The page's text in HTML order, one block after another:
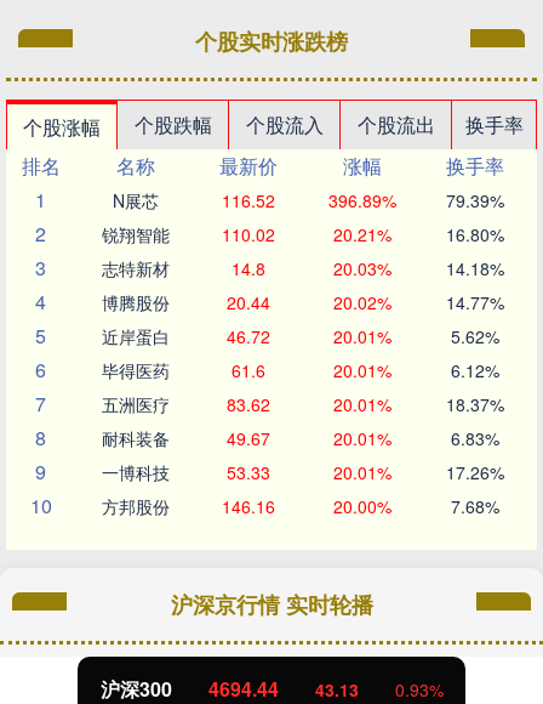
个股实时涨跌榜
个股涨幅 个股跌幅 个股流入 个股流出
换手率
排名
名称 最新价 涨幅
换手率
1
N展芯 116.52 396.89% 79.39%
2 锐翔智能 110.02 20.21% 16.80%
3 志特新材 14.8 20.03% 14.18%
4 博腾股份 20.44 20.02% 14.77%
5 近岸蛋白 46.72 20.01% 5.62%
6 毕得医药 61.6 20.01% 6.12%
7 五洲医疗 83.62 20.01% 18.37%
8 耐科装备 49.67 20.01% 6.83%
9 一博科技 53.33 20.01% 17.26%
10 方邦股份 146.16 20.00% 7.68%
沪深京行情 实时轮播
沪深300 4694.44 43.13 0.93%